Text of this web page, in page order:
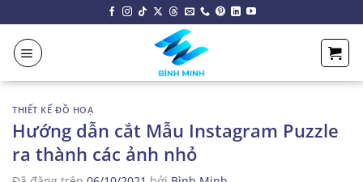
đến
nội
dung
THIẾT KẾ ĐỒ HOẠ
Hướng dẫn cắt Mẫu Instagram Puzzle
ra thành các ảnh nhỏ